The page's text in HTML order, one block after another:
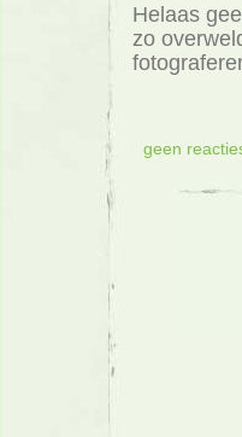
Helaas
zo
geen